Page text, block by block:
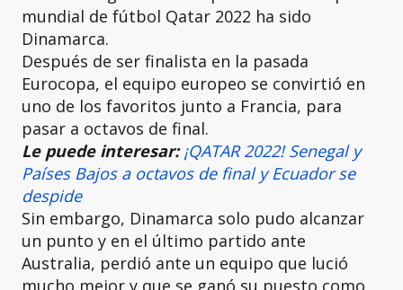
mundial de fútbol Qatar 2022 ha sido
Dinamarca.
Después de ser finalista en la pasada
Eurocopa, el equipo europeo se convirtió en
uno de los favoritos junto a Francia, para
pasar a octavos de final.
Le puede interesar: ¡QATAR 2022! Senegal y
Países Bajos a octavos de final y Ecuador se
despide
Sin embargo, Dinamarca solo pudo alcanzar
un punto y en el último partido ante
Australia, perdió ante un equipo que lució
mucho mejor y que se ganó su puesto como